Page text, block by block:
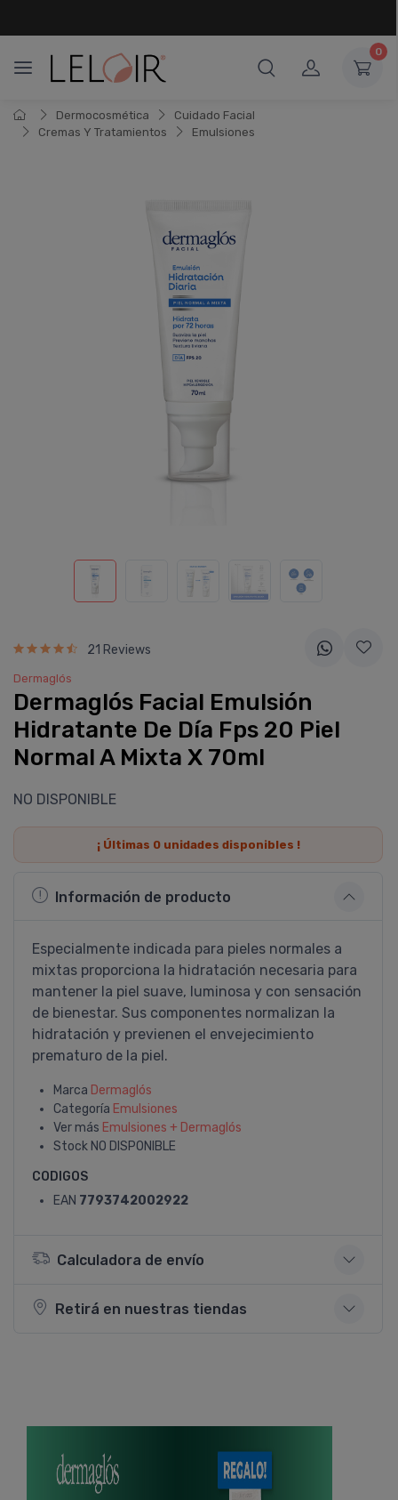
0
Dermocosmética
Cuidado Facial
Cremas Y Tratamientos
Emulsiones
21 Reviews
Dermaglós
Dermaglós Facial Emulsión
Hidratante De Dí­a Fps 20 Piel
Normal A Mixta X 70ml
NO DISPONIBLE
¡ Últimas 0unidades disponibles !
Información de producto
Especialmente indicada para pieles normales a
mixtas proporciona la hidratación necesaria para
mantener la piel suave, luminosa y con sensación
de bienestar. Sus componentes normalizan la
hidratación y previenen el envejecimiento
prematuro de la piel.
Marca Dermaglós
Categoría Emulsiones
Ver más Emulsiones + Dermaglós
Stock NO DISPONIBLE
CODIGOS
EAN 7793742002922
Calculadora de envío
Retirá en nuestras tiendas